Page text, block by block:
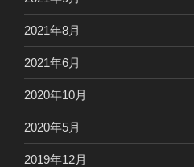
2021年8月
2021年6月
2020年10月
2020年5月
2019年12月